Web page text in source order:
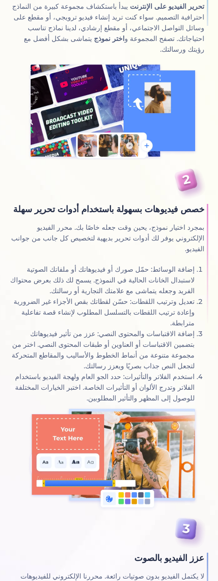
الفيديو على الإنترنتيبدأ باستكشاف مجموعة كبيرة من النماذج
التصميم. سواء كنت تريد إنشاء فيديو ترويجي، أو مقطع على
التواصل الاجتماعي، أو مقطع إرشادي، لدينا نماذج تناسب
تصفح المجموعة واختر نموذج يتماشى بشكل أفضل مع
ورسالتك.
فيديوهات بسهولة باستخدام أدوات تحرير سهلة
اختيار نموذج، يحين وقت جعله خاصًا بك. محرر الفيديو
يوفر لك أدوات تحرير بديهية لتخصيص كل جانب من جوانب
إضافة الوسائط: حمّل صورك أو فيديوهاتك أو ملفاتك الصوتية
لاستبدال الخانات الحالية في النموذج. يسمح لك ذلك بعرض محتواك
الفريد وجعله يتماشى مع علامتك التجارية أو رسالتك.
تعديل وترتيب اللقطات: حسّن لقطاتك بقص الأجزاء غير الضرورية
وإعادة ترتيب اللقطات بالتسلسل المطلوب لإنشاء قصة تفاعلية
مترابطة.
إضافة الاقتباسات والمحتوى النصي: عزز من تأثير فيديوهاتك
بتضمين الاقتباسات أو العناوين أو طبقات المحتوى النصي. اختر من
مجموعة متنوعة من أنماط الخطوط والأساليب والمقاطع المتحركة
لتجعل النص جذاب بصريًا ويعزز رسالتك.
استخدم الفلاتر والتأثيرات: حدد الجو العام ولهجة الفيديو باستخدام
الفلاتر وتدرج الألوان أو التأثيرات الخاصة. اختبر الخيارات المختلفة
للوصول إلى المظهر والتأثير المطلوبين.
الفيديو بالصوت
يكتمل الفيديو بدون صوتيات رائعة. محررنا الإلكتروني للفيديوهات